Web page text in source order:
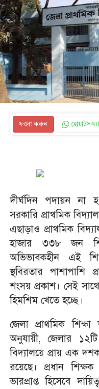
ফলো করুন
দীর্ঘদিন পদায়ন না
সরকারি প্রাথমিক
এছাড়াও প্রাথমিক
হাজার ৩৩৮ জন
অভিভাবকহীন এই
স্থবিরতার পাশাপাশি
শংসয় প্রকাশ। সেই সাথে
হিমশিম খেতে হচ্ছে।
জেলা প্রাথমিক
অনুযায়ী, জেলার
বিদ্যালয়ে প্রায় এক
রয়েছে। প্রধান
ভারপ্রাপ্ত হিসেবে